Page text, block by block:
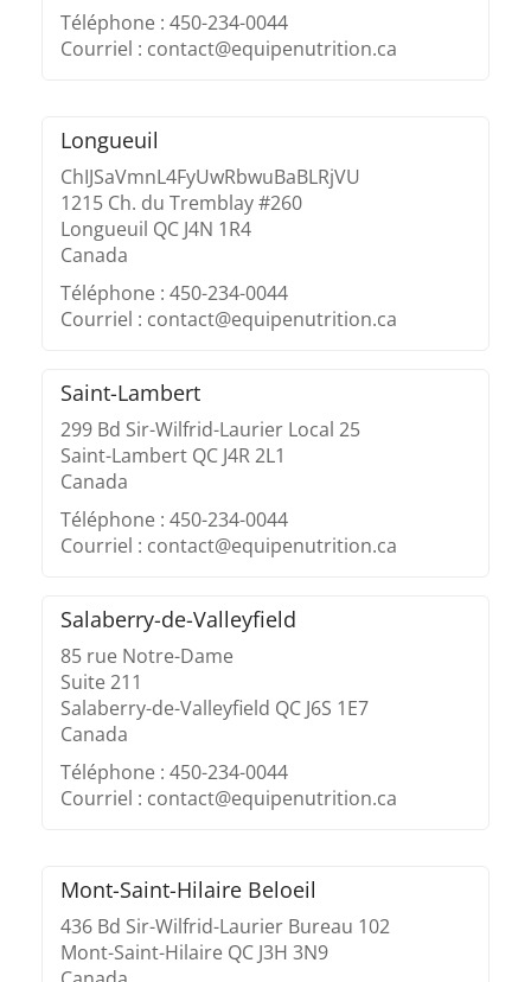
Téléphone : 450-234-0044
Courriel : contact@equipenutrition.ca
Longueuil
ChIJSaVmnL4FyUwRbwuBaBLRjVU
1215 Ch. du Tremblay #260
Longueuil QC J4N 1R4
Canada
Téléphone : 450-234-0044
Courriel : contact@equipenutrition.ca
Saint-Lambert
299 Bd Sir-Wilfrid-Laurier Local 25
Saint-Lambert QC J4R 2L1
Canada
Téléphone : 450-234-0044
Courriel : contact@equipenutrition.ca
Salaberry-de-Valleyfield
85 rue Notre-Dame
Suite 211
Salaberry-de-Valleyfield QC J6S 1E7
Canada
Téléphone : 450-234-0044
Courriel : contact@equipenutrition.ca
Mont-Saint-Hilaire Beloeil
436 Bd Sir-Wilfrid-Laurier Bureau 102
Mont-Saint-Hilaire QC J3H 3N9